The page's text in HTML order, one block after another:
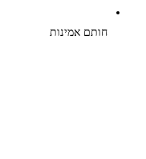
חותם אמינות